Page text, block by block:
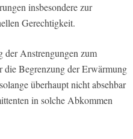
insbesondere zur
Gerechtigkeit.
der Anstrengungen zum
Begrenzung der Erwärmung
überhaupt nicht absehbar
in solche Abkommen